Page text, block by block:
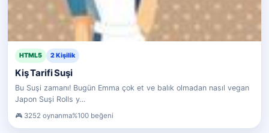
HTML5 2 Kişilik
Kiş Tarifi Suşi
Bu Suşi zamanı! Bugün Emma çok et ve balık olmadan nasıl vegan
Japon Suşi Rolls y…
3252 oynanma%100 beğeni